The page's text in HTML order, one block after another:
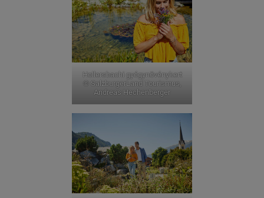
Hollersbachi gyógynövénykert
© SalzburgerLand Tourismus,
Andreas Hechenberger